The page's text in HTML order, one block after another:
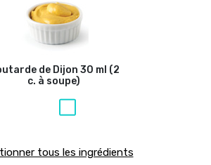
de Dijon 30 ml (2
c. à soupe)
tous les ingrédients